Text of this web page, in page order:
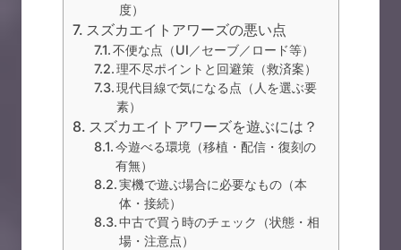
度）
スズカエイトアワーズの悪い点
不便な点（UI／セーブ／ロード等）
理不尽ポイントと回避策（救済案）
現代目線で気になる点（人を選ぶ要
素）
スズカエイトアワーズを遊ぶには？
今遊べる環境（移植・配信・復刻の
有無）
実機で遊ぶ場合に必要なもの（本
体・接続）
中古で買う時のチェック（状態・相
場・注意点）